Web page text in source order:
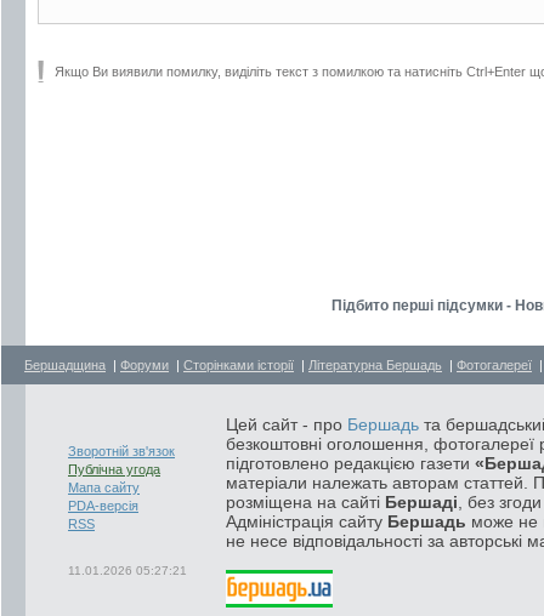
Якщо Ви виявили помилку, виділіть текст з помилкою та натисніть Ctrl+Enter
Підбито перші підсумки -
Бершадщина | Форуми | Сторінками історії | Літературна Бершадь | Фотогалереї
Зворотній зв'язок
Публічна угода
Мапа сайту
PDA-версія
RSS
11.01.2026 05:27:21
Цей сайт - про Бершадь та
безкоштовні оголошення, фотогалереї
підготовлено редакцією газети
матеріали належать авторам статтей.
розміщена на сайті Бершаді , без
Адміністрація сайту Бершадь може не
не несе відповідальності за авторські